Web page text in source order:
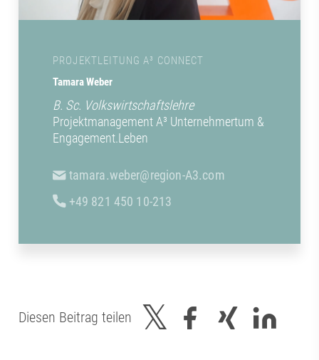
PROJEKTLEITUNG A³ CONNECT
Tamara Weber
B. Sc. Volkswirtschaftslehre
Projektmanagement A³ Unternehmertum &
Engagement.Leben
tamara.weber@region-A3.com
+49 821 450 10-213
Diesen Beitrag teilen